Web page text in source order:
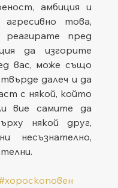
амбиция и
това,
пред
да изгорите
вас, може също
далеч и да
с някой, който
вие самите да
някой друг,
несъзнателно,
#хороскоповен